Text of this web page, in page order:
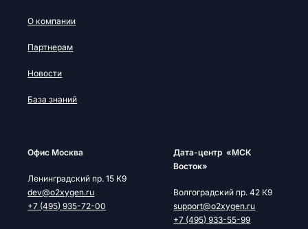
О компании
Партнерам
Новости
База знаний
Офис Москва
Ленинградский пр. 15 К9
dev@o2xygen.ru
+7 (495) 935-72-00
Дата-центр «МСК
Восток»
Волгоградский пр. 42 К9
support@o2xygen.ru
+7 (495) 933-55-99